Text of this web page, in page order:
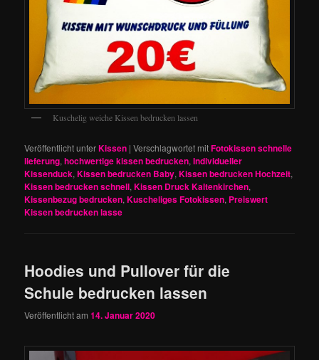
Kuschelig weiche Kissen bedrucken lassen
Veröffentlicht unterKissen |Verschlagwortet mitFotokissen schnelle
lieferung,hochwertige kissen bedrucken,Individueller
Kissenduck,Kissen bedrucken Baby,Kissen bedrucken Hochzeit,
Kissen bedrucken schnell,Kissen Druck Kaltenkirchen,
Kissenbezug bedrucken,Kuscheliges Fotokissen, Preiswert
Kissen bedrucken lasse
Hoodies und Pullover für die
Schule bedrucken lassen
Veröffentlicht am14. Januar 2020